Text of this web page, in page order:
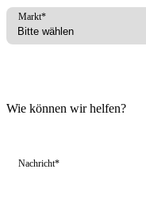
Markt*
Wie können wir helfen?
Nachricht*